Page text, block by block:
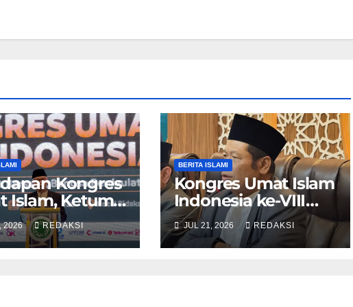
Kongres
Islam, Ketum
Perkuat
Syariah
LGBT
2026 REDAKSI
BERITA ISLAMI
Kongres Umat Islam
Indonesia ke-VIII
akan Bahas
Hukuman Mati
Koruptor
JUL 21, 2026 REDAKSI